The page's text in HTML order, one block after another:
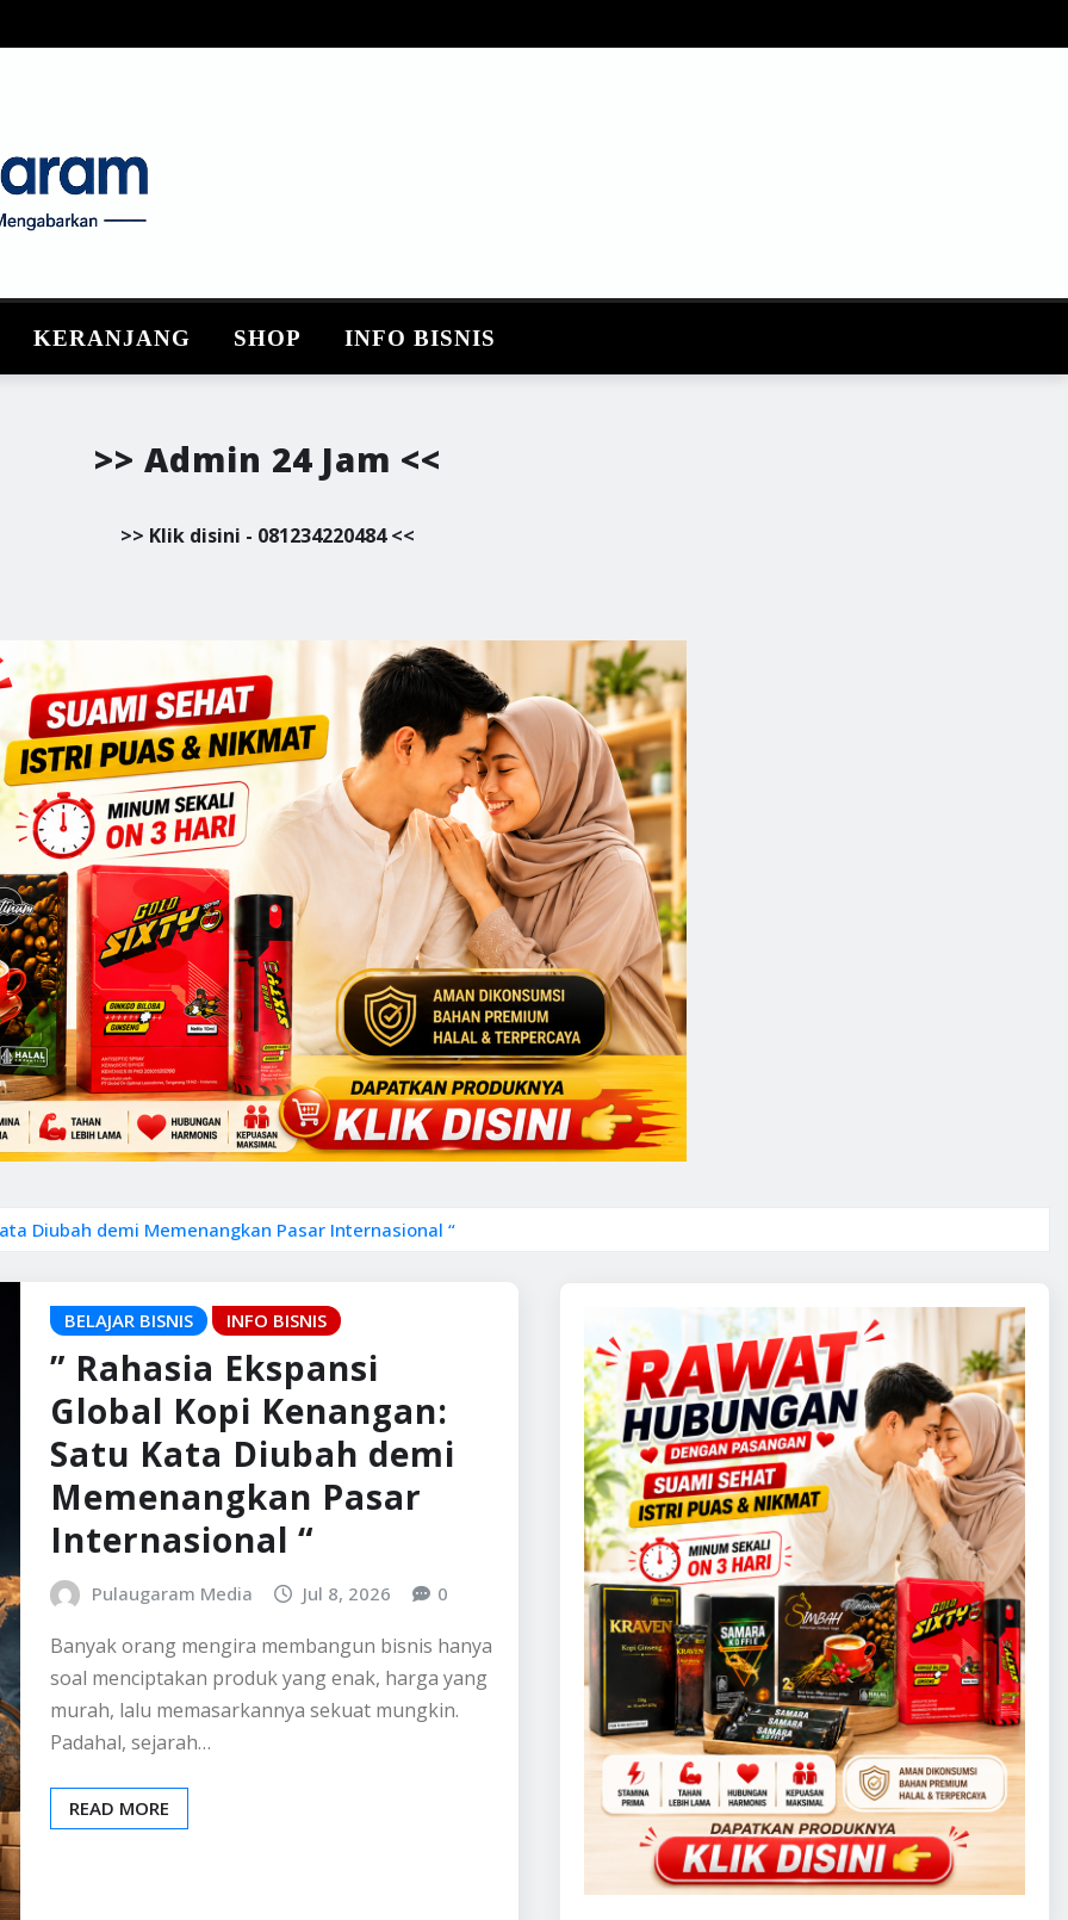
KERANJANG SHOP INFO BISNIS
>> Admin 24 Jam <<
>> Klik disini - 081234220484 <<
Diubah demi Memenangkan Pasar Internasional “
BELAJAR BISNIS INFO BISNIS
” Rahasia Ekspansi
Global Kopi Kenangan:
Satu Kata Diubah demi
Memenangkan Pasar
Internasional “
Pulaugaram Media Jul 8, 2026 0
Banyak orang mengira membangun bisnis hanya
soal menciptakan produk yang enak, harga yang
murah, lalu memasarkannya sekuat mungkin.
Padahal, sejarah…
READ MORE